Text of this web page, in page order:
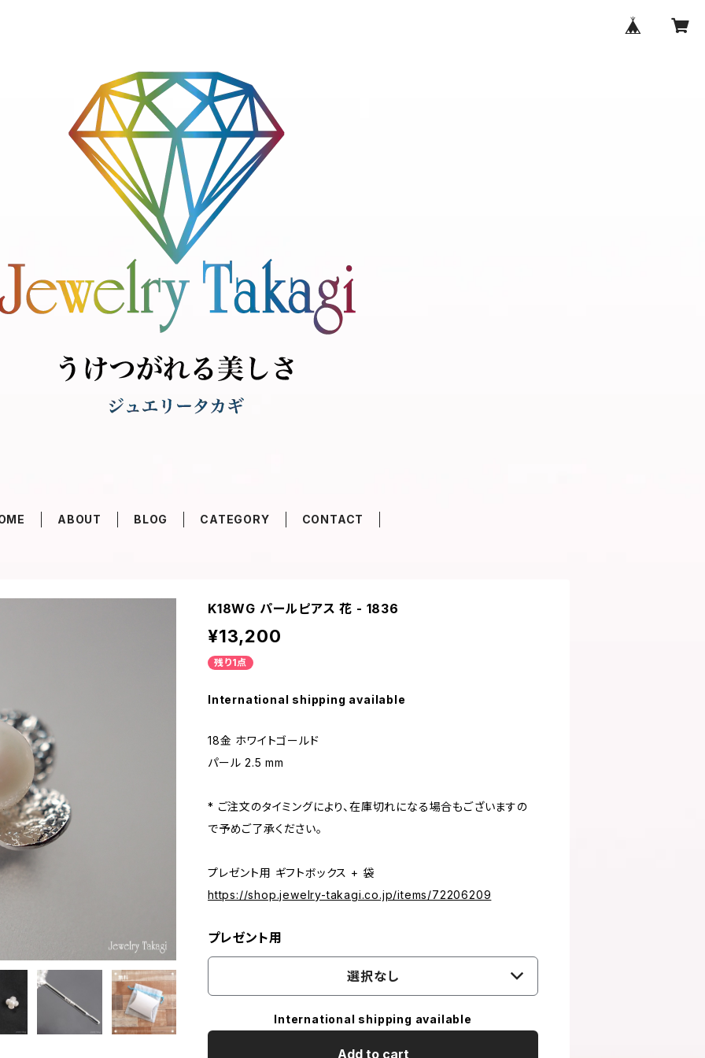
ABOUT BLOG CATEGORY CONTACT
K18WG パールピアス 花 - 1836
¥13,200
残り1点
International shipping available
18金 ホワイトゴールド
パール 2.5 mm
* ご注文のタイミングにより、在庫切れになる場合もございますの
で予めご了承ください。
プレゼント用 ギフトボックス + 袋
https://shop.jewelry-takagi.co.jp/items/72206209
プレゼント用
選択なし
International shipping available
Add to cart